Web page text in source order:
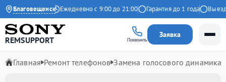
Благовещенск
4.9 на Яндекс Ежедневно с 9:00 до 21:00 Гарантия до 1 года Выезд
REMSUPPORT Позвонить
Заявка
Главная Ремонт телефонов Замена голосового динамика